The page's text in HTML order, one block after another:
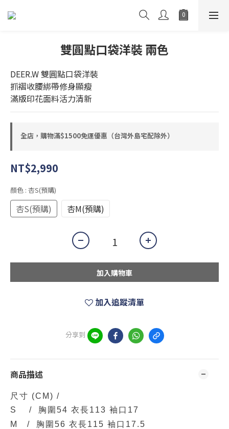
雙圓點口袋洋裝 兩色
DEER.W 雙圓點口袋洋裝
抓褶收腰綁帶修身顯瘦
滿版印花面料活力清新
全店，購物滿$1500免運優惠（台灣外島宅配除外）
NT$2,990
顏色 : 杏S(預購)
杏S(預購) 杏M(預購)
加入購物車
加入追蹤清單
分享到
商品描述
尺寸 (CM) /
S / 胸圍54 衣長113 袖口17
M / 胸圍56 衣長115 袖口17.5